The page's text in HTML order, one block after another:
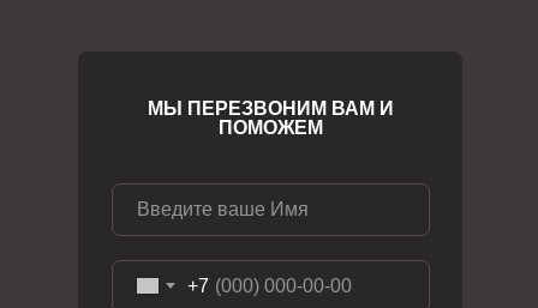
+7
МЫ ПЕРЕЗВОНИМ ВАМ И
ПОМОЖЕМ